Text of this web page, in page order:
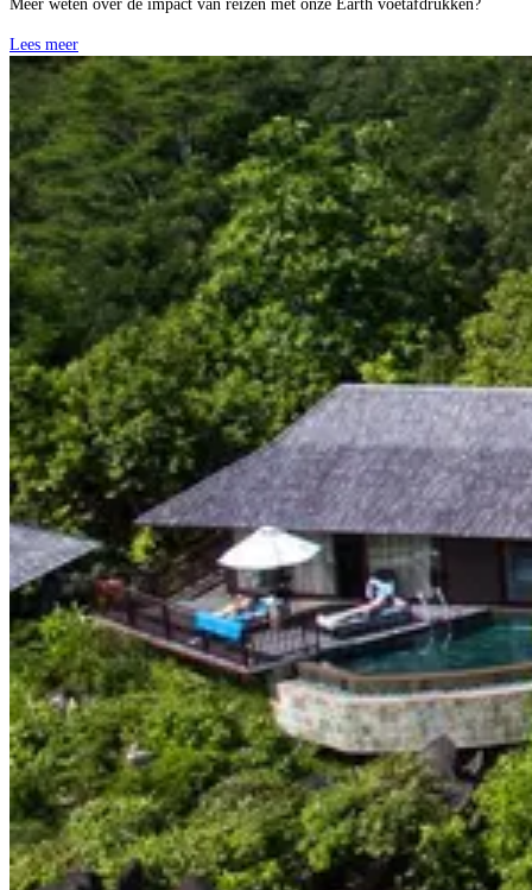
Meer weten over de impact van reizen met onze Earth voetafdrukken?
Lees meer